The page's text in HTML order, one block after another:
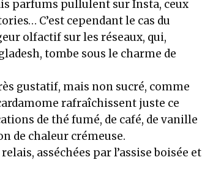
parfums pullulent sur Insta, ceux
C’est cependant le cas du
olfactif sur les réseaux, qui,
tombe sous le charme de
gustatif, mais non sucré, comme
rafraîchissent juste ce
de thé fumé, de café, de vanille
de chaleur crémeuse.
asséchées par l’assise boisée et